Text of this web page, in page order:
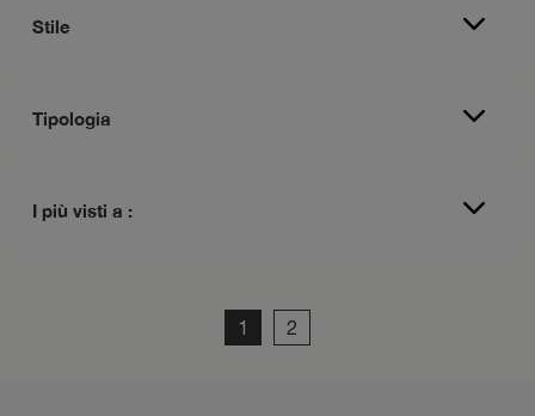
Stile
Tipologia
I più visti a :
1 2